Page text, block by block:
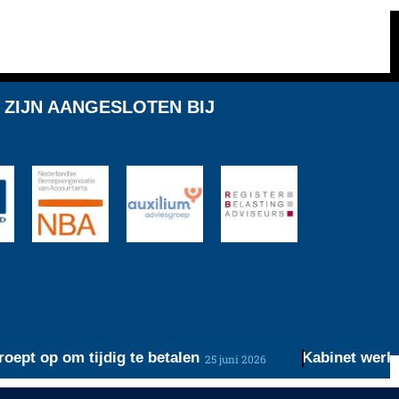
AANGESLOTEN BIJ
op om tijdig te betalen 25 juni 2026 Kabinet werkt